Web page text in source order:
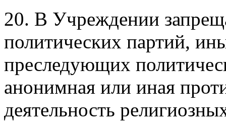
20. В Учреждении
политических партий,
преследующих
анонимная или иная
деятельность